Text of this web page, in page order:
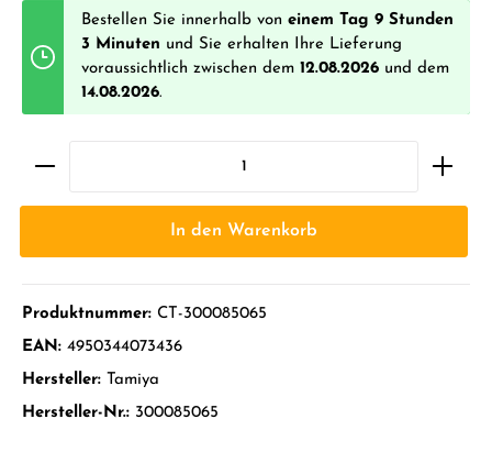
Bestellen Sie innerhalb von einem Tag 9 Stunden
3 Minuten und Sie erhalten Ihre Lieferung
voraussichtlich zwischen dem 12.08.2026 und dem
14.08.2026.
In den Warenkorb
Produktnummer: CT-300085065
EAN: 4950344073436
Hersteller: Tamiya
Hersteller-Nr.: 300085065